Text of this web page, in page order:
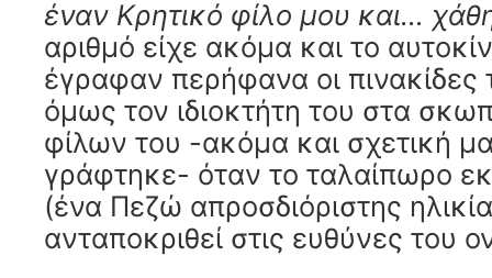
έναν Κρητικό φίλο μου και…
αριθμό είχε ακόμα και το
έγραφαν περήφανα οι πινακίδες
όμως τον ιδιοκτήτη του στα
φίλων του -ακόμα και σχετική
γράφτηκε- όταν το ταλαίπωρο
(ένα Πεζώ απροσδιόριστης
ανταποκριθεί στις ευθύνες του